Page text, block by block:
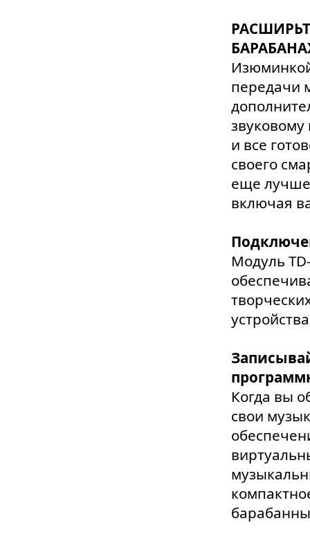
передачи
и все
своего
еще
включая
Модуль
Когда вы
свои